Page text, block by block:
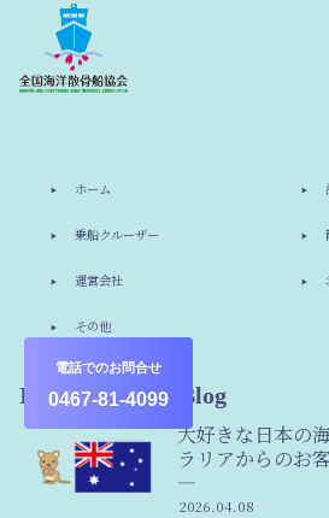
電話でのお問合せ
0467-81-4099
ホーム
乗船クルーザー
運営会社
その他
Information & Blog
大好きな日本の
ラリアからのお
―
2026.04.08